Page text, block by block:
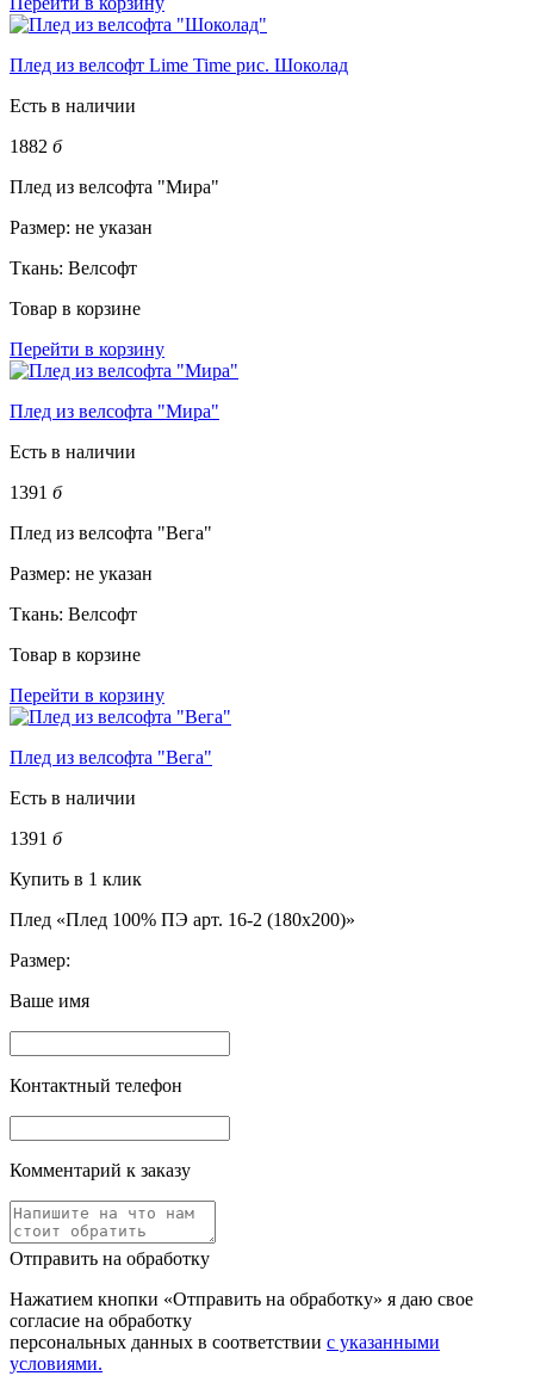
Плед из велсофт Lime Time рис. Шоколад
Есть в наличии
1882 б
Плед из велсофта "Мира"
Размер: не указан
Ткань: Велсофт
Товар в корзине
Перейти в корзину
Плед из велсофта "Мира"
Есть в наличии
1391 б
Плед из велсофта "Вега"
Размер: не указан
Ткань: Велсофт
Товар в корзине
Перейти в корзину
Плед из велсофта "Вега"
Есть в наличии
1391 б
Купить в 1 клик
Плед «Плед 100% ПЭ арт. 16-2 (180х200)»
Размер:
Ваше имя
Контактный телефон
Комментарий к заказу
Отправить на обработку
Нажатием кнопки «Отправить на обработку» я даю свое
согласие на обработку
персональных данных в соответствии с указанными
условиями.